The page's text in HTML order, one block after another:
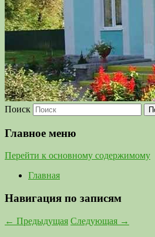
Поиск
Главное меню
Перейти к основному содержимому
Главная
Навигация по записям
← Предыдущая Следующая →